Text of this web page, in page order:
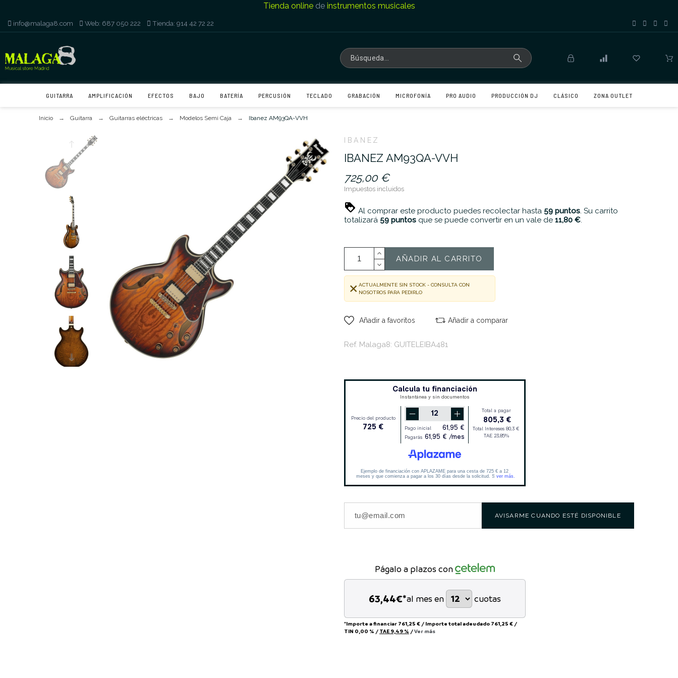
Tienda onlinede instrumentos musicales
info@malaga8.com Web: 687 050 222 Tienda: 914 42 72 22
GUITARRA AMPLIFICACIÓN EFECTOS BAJO BATERÍA PERCUSIÓN TECLADO GRABACIÓN MICROFONÍA PRO AUDIO PRODUCCIÓN DJ CLÁSICO ZONA OUTLET
Inicio Guitarra Guitarras eléctricas Modelos Semi Caja Ibanez AM93QA-VVH
IBANEZ
IBANEZ AM93QA-VVH
725,00 €
Impuestos incluidos
Al comprar este producto puedes recolectar hasta 59 puntos. Su carrito
totalizará 59 puntos que se puede convertir en un vale de 11,80 €.
AÑADIR AL CARRITO
ACTUALMENTE SIN STOCK - CONSULTA CON
NOSOTROS PARA PEDIRLO
Añadir a favoritos Añadir a comparar
Ref. Malaga8: GUITELEIBA481
AVISARME CUANDO ESTÉ DISPONIBLE
Págalo a plazos con
63,44€*al mes en cuotas
*Importe a financiar 761,25 € / Importe total adeudado 761,25 € /
TIN 0,00 % / TAE 9,49 % /Ver más